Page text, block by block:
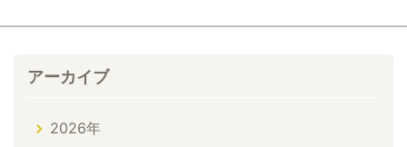
アーカイブ
2026年